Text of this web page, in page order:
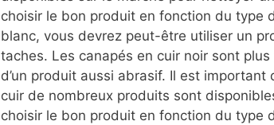
choisir le bon produit en fonction du type
blanc, vous devrez peut-être utiliser un
taches. Les canapés en cuir noir sont
d’un produit aussi abrasif. Il est
cuir de nombreux produits sont
choisir le bon produit en fonction du type